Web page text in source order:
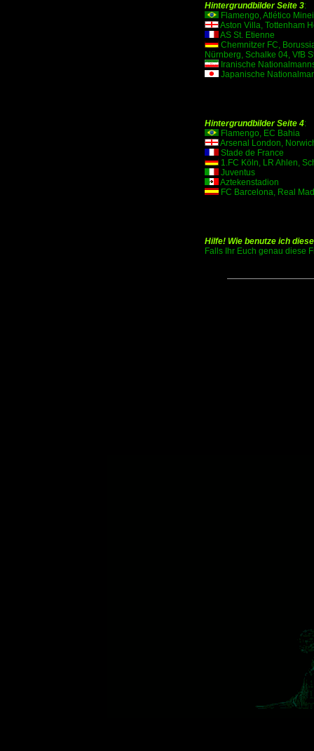
Hintergrundbilder Seite 3:
Flamengo, Atlético
Aston Villa, Tottenham
AS St. Etienne
Chemnitzer FC,
Nürnberg, Schalke 04, VfB
Iranische
Japanische
Hintergrundbilder Seite 4:
Flamengo, EC Bahia
Arsenal London,
Stade de France
1.FC Köln, LR Ahlen,
Juventus
Aztekenstadion
FC Barcelona, Real
Hilfe! Wie benutze ich
Falls Ihr Euch genau diese